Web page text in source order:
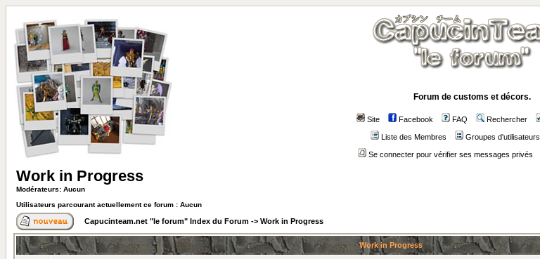
Forum de customs et décors.
Site Facebook FAQ Rechercher
Liste des Membres Groupes d'utilisateurs
Se connecter pour vérifier ses messages privés
Work in Progress
Modérateurs: Aucun
Utilisateurs parcourant actuellement ce forum : Aucun
Capucinteam.net "le forum" Index du Forum -> Work in Progress
Work in Progress